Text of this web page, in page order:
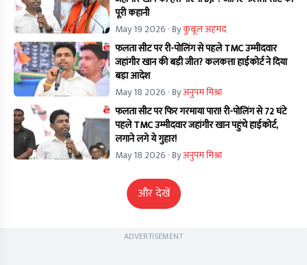
पूरी कहानी
May 19 2026 · Byकुबूल अहमद
फलता सीट पर री-पोलिंग से पहले TMC उम्मीदवार
जहांगीर खान की बड़ी जीत? कलकत्ता हाईकोर्ट ने दिया
बड़ा आदेश
May 18 2026 · Byअनुपम मिश्रा
फलता सीट पर फिर गरमाया पारा! री-पोलिंग से 72 घंटे
पहले TMC उम्मीदवार जहांगीर खान पहुंचे हाईकोर्ट,
लगाने लगे ये गुहार!
May 18 2026 · Byअनुपम मिश्रा
और देखें
ADVERTISEMENT